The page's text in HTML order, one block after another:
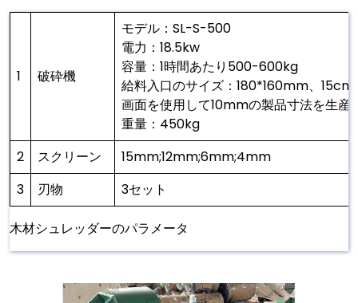
1 破砕機
モデル：SL-S-500
電力：18.5kw
容量：1時間あたり500-600kg
給料入口のサイズ：180*160mm、
画面を使用して10mmの製品寸法を生産
重量：450kg
2
スクリーン
15mm;12mm;6mm;4mm
3
刃物 3セット
木材シュレッダーのパラメータ